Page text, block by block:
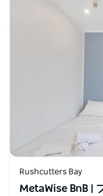
Rushcutters Bay
MetaWise BnB |